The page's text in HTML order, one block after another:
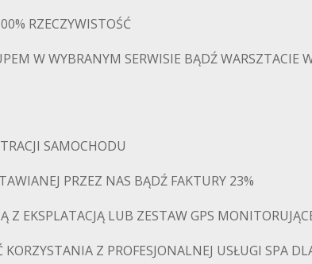
RZECZYWISTOŚĆ
W WYBRANYM SERWISIE BĄDŹ WARSZTACIE
SAMOCHODU
PRZEZ NAS BĄDŹ FAKTURY 23%
EKSPLATACJĄ LUB ZESTAW GPS
Z PROFESJONALNEJ USŁUGI SPA